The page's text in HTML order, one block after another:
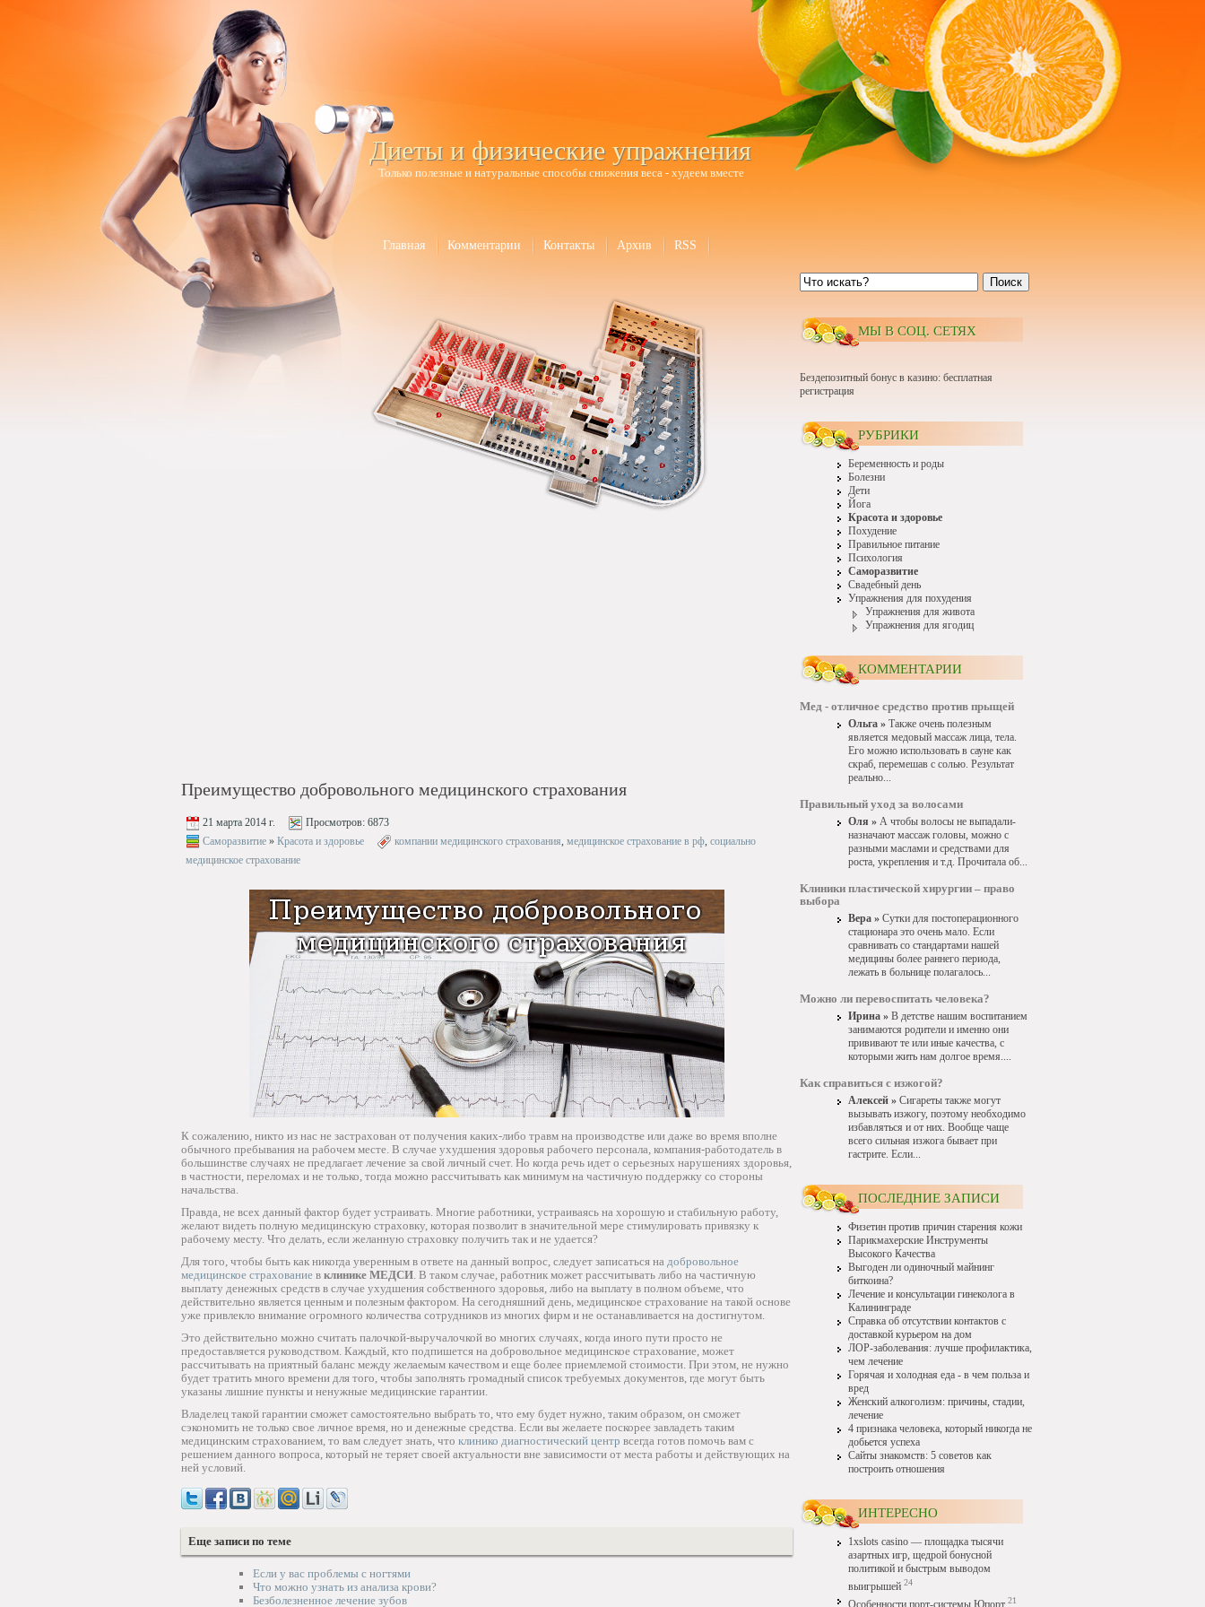
Диеты и физические упражнения
Только полезные и натуральные способы снижения веса - худеем вместе
Главная Комментарии Контакты Архив RSS
Преимущество добровольного медицинского страхования
21 марта 2014 г. Просмотров: 6873
Саморазвитие » Красота и здоровье компании медицинского страхования, медицинское страхование в рф, социально
медицинское страхование
К сожалению, никто из нас не застрахован от получения каких-либо травм на производстве или даже во время вполне
обычного пребывания на рабочем месте. В случае ухудшения здоровья рабочего персонала, компания-работодатель в
большинстве случаях не предлагает лечение за свой личный счет. Но когда речь идет о серьезных нарушениях здоровья,
в частности, переломах и не только, тогда можно рассчитывать как минимум на частичную поддержку со стороны
начальства.
Правда, не всех данный фактор будет устраивать. Многие работники, устраиваясь на хорошую и стабильную работу,
желают видеть полную медицинскую страховку, которая позволит в значительной мере стимулировать привязку к
рабочему месту. Что делать, если желанную страховку получить так и не удается?
Для того, чтобы быть как никогда уверенным в ответе на данный вопрос, следует записаться на добровольное
медицинское страхование в клинике МЕДСИ. В таком случае, работник может рассчитывать либо на частичную
выплату денежных средств в случае ухудшения собственного здоровья, либо на выплату в полном объеме, что
действительно является ценным и полезным фактором. На сегодняшний день, медицинское страхование на такой основе
уже привлекло внимание огромного количества сотрудников из многих фирм и не останавливается на достигнутом.
Это действительно можно считать палочкой-выручалочкой во многих случаях, когда иного пути просто не
предоставляется руководством. Каждый, кто подпишется на добровольное медицинское страхование, может
рассчитывать на приятный баланс между желаемым качеством и еще более приемлемой стоимости. При этом, не нужно
будет тратить много времени для того, чтобы заполнять громадный список требуемых документов, где могут быть
указаны лишние пункты и ненужные медицинские гарантии.
Владелец такой гарантии сможет самостоятельно выбрать то, что ему будет нужно, таким образом, он сможет
сэкономить не только свое личное время, но и денежные средства. Если вы желаете поскорее завладеть таким
медицинским страхованием, то вам следует знать, что клинико диагностический центр всегда готов помочь вам с
решением данного вопроса, который не теряет своей актуальности вне зависимости от места работы и действующих на
ней условий.
Еще записи по теме
Если у вас проблемы с ногтями
Что можно узнать из анализа крови?
Безболезненное лечение зубов
Поиск
МЫ В СОЦ. СЕТЯХ
Бездепозитный бонус в казино: бесплатная
регистрация
РУБРИКИ
Беременность и роды
Болезни
Дети
Йога
Красота и здоровье
Похудение
Правильное питание
Психология
Саморазвитие
Свадебный день
Упражнения для похудения
Упражнения для живота
Упражнения для ягодиц
КОММЕНТАРИИ
Мед - отличное средство против прыщей
Ольга » Также очень полезным
является медовый массаж лица, тела.
Его можно использовать в сауне как
скраб, перемешав с солью. Результат
реально...
Правильный уход за волосами
Оля » А чтобы волосы не выпадали-
назначают массаж головы, можно с
разными маслами и средствами для
роста, укрепления и т.д. Прочитала об...
Клиники пластической хирургии – право
выбора
Вера » Сутки для постоперационного
стационара это очень мало. Если
сравнивать со стандартами нашей
медицины более раннего периода,
лежать в больнице полагалось...
Можно ли перевоспитать человека?
Ирина » В детстве нашим воспитанием
занимаются родители и именно они
прививают те или иные качества, с
которыми жить нам долгое время....
Как справиться с изжогой?
Алексей » Сигареты также могут
вызывать изжогу, поэтому необходимо
избавляться и от них. Вообще чаще
всего сильная изжога бывает при
гастрите. Если...
ПОСЛЕДНИЕ ЗАПИСИ
Физетин против причин старения кожи
Парикмахерские Инструменты
Высокого Качества
Выгоден ли одиночный майнинг
биткоина?
Лечение и консультации гинеколога в
Калининграде
Справка об отсутствии контактов с
доставкой курьером на дом
ЛОР-заболевания: лучше профилактика,
чем лечение
Горячая и холодная еда - в чем польза и
вред
Женский алкоголизм: причины, стадии,
лечение
4 признака человека, который никогда не
добьется успеха
Сайты знакомств: 5 советов как
построить отношения
ИНТЕРЕСНО
1xslots casino — площадка тысячи
азартных игр, щедрой бонусной
политикой и быстрым выводом
выигрышей 24
Особенности порт-системы Юпорт 21